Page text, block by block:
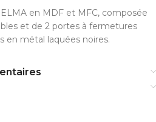
en MDF et MFC, composée
et de 2 portes à fermetures
en métal laquées noires.